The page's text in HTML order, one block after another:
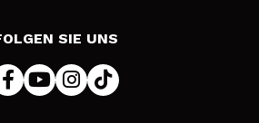
SIE UNS